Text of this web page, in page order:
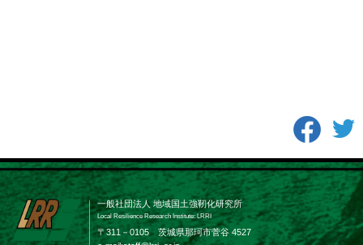
一般社団法人 地域国土強靭化研究所
Local Resilience Research Institute: LRRI
〒311－0105 茨城県那珂市菅谷 4527